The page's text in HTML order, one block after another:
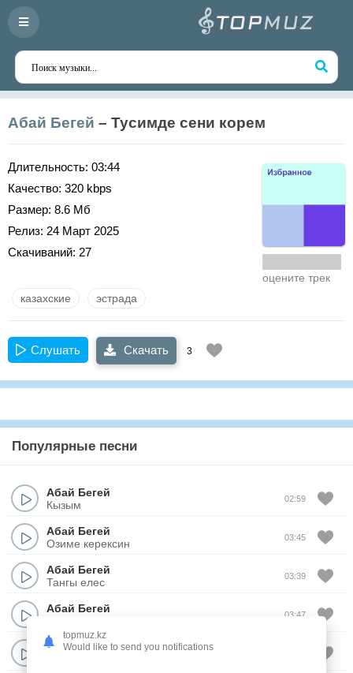
Абай Бегей – Тусимде сени корем
Длительность: 03:44
Качество: 320 kbps
Размер: 8.6 Мб
Релиз: 24 Март 2025
Скачиваний: 27
оцените трек
казахские эстрада
Слушать Скачать 3
Популярные песни
Абай Бегей
Кызым
02:59
Абай Бегей
Озиме керексин
03:45
Абай Бегей
Тангы елес
03:39
Абай Бегей
03:47
Абай Бегей &Элера Кабылжан
topmuz.kz
Would like to send you notifications